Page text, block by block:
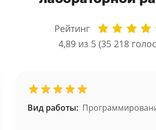
Рейтинг
4,89 из 5 (35 218
Вид работы: